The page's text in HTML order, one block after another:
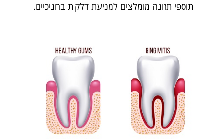
תוספי תזונה מומלצים למניעת דלקות בחניכיים.